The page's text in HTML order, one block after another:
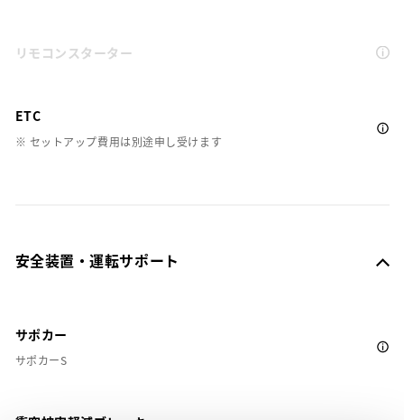
リモコンスターター
ETC
※ セットアップ費用は別途申し受けます
安全装置・運転サポート
サポカー
サポカーS